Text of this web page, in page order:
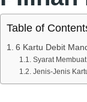
Table of
6 Kartu Debit
Syarat
Jenis-Jenis